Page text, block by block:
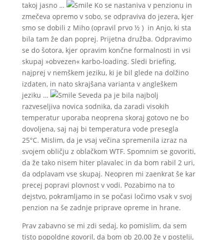
takoj jasno …
Ko se nastaniva v penzionu in
zmečeva opremo v sobo, se odpraviva do jezera, kjer
smo se dobili z Miho (opravil prvo ½ ) in Anjo, ki sta
bila tam že dan poprej. Prijetna družba. Odpravimo
se do šotora, kjer opravim končne formalnosti in vsi
skupaj »obvezen« karbo-loading. Sledi briefing,
najprej v nemškem jeziku, ki je bil glede na dolžino
izdaten, in nato skrajšana varianta v angleškem
jeziku …
Seveda pa je bila najbolj
razveseljiva novica sodnika, da zaradi visokih
temperatur uporaba neoprena skoraj gotovo ne bo
dovoljena, saj naj bi temperatura vode presegla
25°C. Mislim, da je vsaj večina spremenila izraz na
svojem obličju z oblačkom WTF. Spomnim se govoriti,
da že tako nisem hiter plavalec in da bom rabil 2 uri,
da odplavam vse skupaj. Neopren mi zaenkrat še kar
precej popravi plovnost v vodi. Pozabimo na to
dejstvo, pokramljamo in se počasi ločimo vsak v svoj
penzion na še zadnje priprave opreme in hrane.
Prav zabavno se mi zdi sedaj, ko pomislim, da sem
tisto popoldne govoril, da bom ob 20.00 že v postelji,